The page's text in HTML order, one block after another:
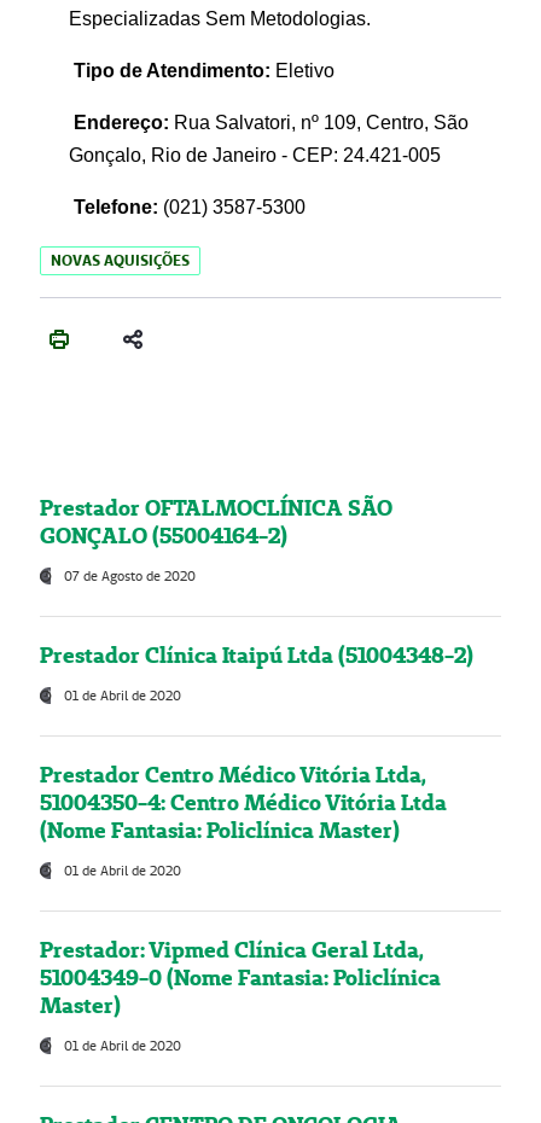
Especializadas Sem Metodologias.
Tipo de Atendimento: Eletivo
Endereço: Rua Salvatori, nº 109, Centro, São
Gonçalo, Rio de Janeiro - CEP: 24.421-005
Telefone: (021) 3587-5300
NOVAS AQUISIÇÕES
Prestador OFTALMOCLÍNICA SÃO
GONÇALO (55004164-2)
07 de Agosto de 2020
Prestador Clínica Itaipú Ltda (51004348-2)
01 de Abril de 2020
Prestador Centro Médico Vitória Ltda,
51004350-4: Centro Médico Vitória Ltda
(Nome Fantasia: Policlínica Master)
01 de Abril de 2020
Prestador: Vipmed Clínica Geral Ltda,
51004349-0 (Nome Fantasia: Policlínica
Master)
01 de Abril de 2020